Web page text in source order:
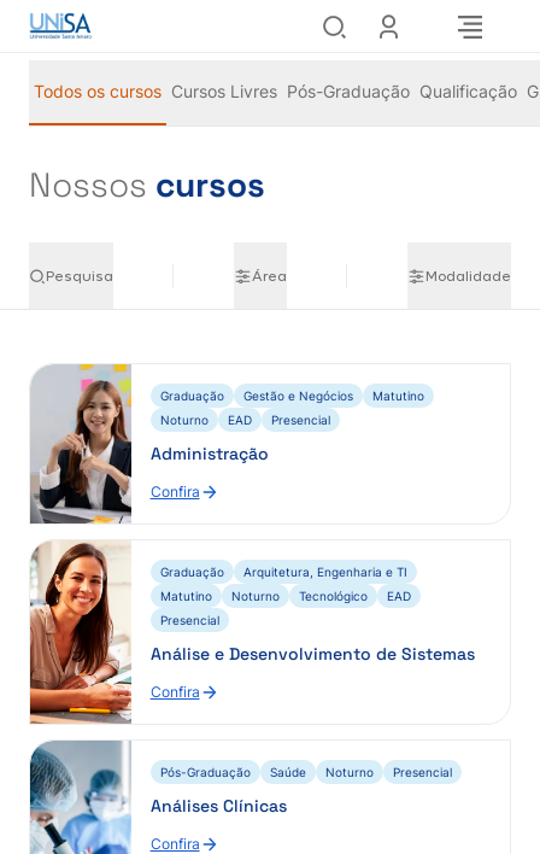
Todos os cursos Cursos Livres Pós-Graduação Qualificação
Nossos cursos
Pesquisa Área Modalidade
Graduação Gestão e Negócios
Matutino
Noturno
EAD Presencial
Administração
Confira
Graduação
Arquitetura, Engenharia e TI
Matutino
Noturno Tecnológico
EAD
Presencial
Análise e Desenvolvimento de Sistemas
Confira
Pós-Graduação Saúde Noturno Presencial
Análises Clínicas
Confira